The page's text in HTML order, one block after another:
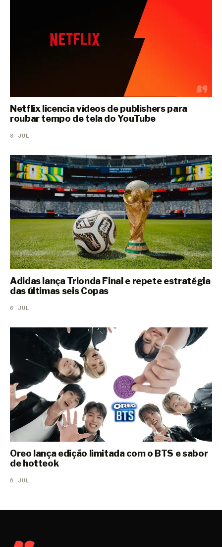
Netflix licencia vídeos de publishers para
roubar tempo de tela do YouTube
8 JUL
Adidas lança Trionda Final e repete estratégia
das últimas seis Copas
6 JUL
Oreo lança edição limitada com o BTS e sabor
de hotteok
6 JUL